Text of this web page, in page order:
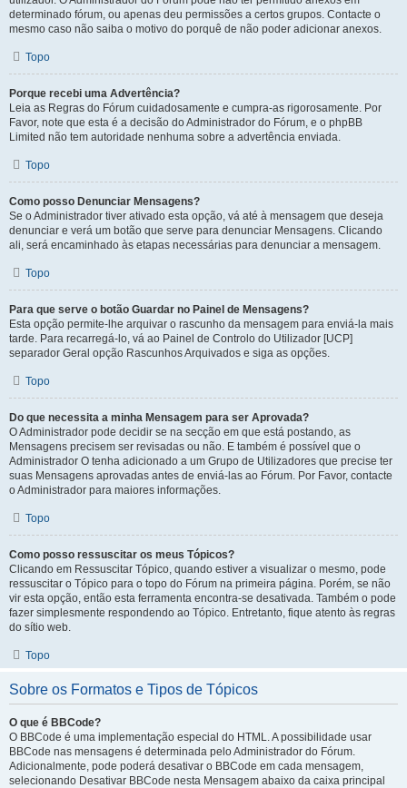
determinado fórum, ou apenas deu permissões a certos grupos. Contacte o
mesmo caso não saiba o motivo do porquê de não poder adicionar anexos.
Topo
Porque recebi uma Advertência?
Leia as Regras do Fórum cuidadosamente e cumpra-as rigorosamente. Por
Favor, note que esta é a decisão do Administrador do Fórum, e o phpBB
Limited não tem autoridade nenhuma sobre a advertência enviada.
Topo
Como posso Denunciar Mensagens?
Se o Administrador tiver ativado esta opção, vá até à mensagem que deseja
denunciar e verá um botão que serve para denunciar Mensagens. Clicando
ali, será encaminhado às etapas necessárias para denunciar a mensagem.
Topo
Para que serve o botão Guardar no Painel de Mensagens?
Esta opção permite-lhe arquivar o rascunho da mensagem para enviá-la mais
tarde. Para recarregá-lo, vá ao Painel de Controlo do Utilizador [UCP]
separador Geral opção Rascunhos Arquivados e siga as opções.
Topo
Do que necessita a minha Mensagem para ser Aprovada?
O Administrador pode decidir se na secção em que está postando, as
Mensagens precisem ser revisadas ou não. E também é possível que o
Administrador O tenha adicionado a um Grupo de Utilizadores que precise ter
suas Mensagens aprovadas antes de enviá-las ao Fórum. Por Favor, contacte
o Administrador para maiores informações.
Topo
Como posso ressuscitar os meus Tópicos?
Clicando em Ressuscitar Tópico, quando estiver a visualizar o mesmo, pode
ressuscitar o Tópico para o topo do Fórum na primeira página. Porém, se não
vir esta opção, então esta ferramenta encontra-se desativada. Também o pode
fazer simplesmente respondendo ao Tópico. Entretanto, fique atento às regras
do sítio web.
Topo
Sobre os Formatos e Tipos de Tópicos
O que é BBCode?
O BBCode é uma implementação especial do HTML. A possibilidade usar
BBCode nas mensagens é determinada pelo Administrador do Fórum.
Adicionalmente, pode poderá desativar o BBCode em cada mensagem,
selecionando Desativar BBCode nesta Mensagem abaixo da caixa principal